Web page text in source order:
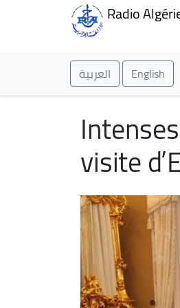
Radio
العربية English
visite